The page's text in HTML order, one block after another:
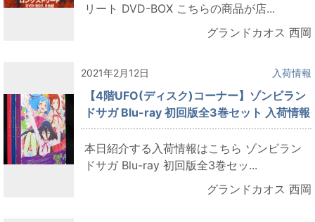
リート DVD-BOX こちらの商品が店...
グランドカオス 西岡
2021年2月12日 入荷情報
【4階UFO(ディスク)コーナー】ゾンビラン
ドサガ Blu-ray 初回版全3巻セット 入荷情報
本日紹介する入荷情報はこちら ゾンビラン
ドサガ Blu-ray 初回版全3巻セッ...
グランドカオス 西岡